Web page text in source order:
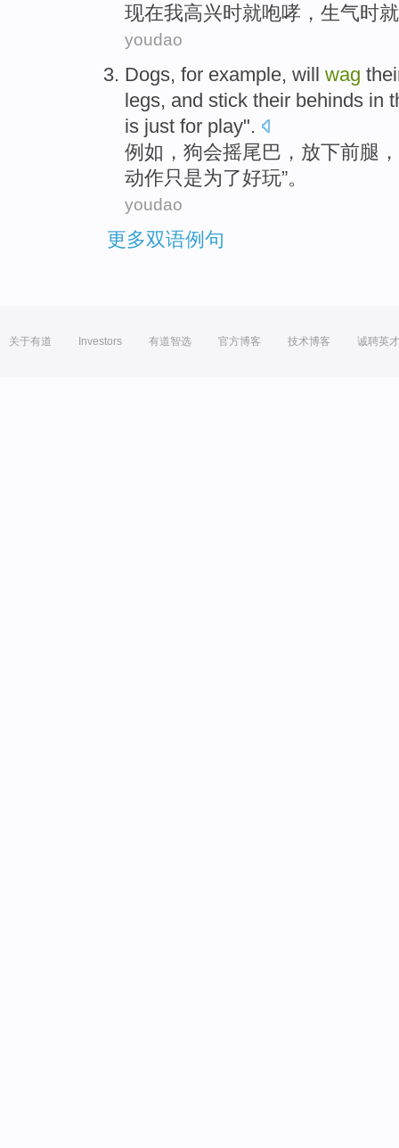
现在我高兴时就咆哮 ， 生气时
youdao
Dogs, for example, will wag
legs, and stick their behinds in
is just for play".
例如 ， 狗会摇尾巴 ， 放下前腿
动作只是为了好玩”。
youdao
更多双语例句
关于有道 Investors 有道智选 官方博客 技术博客 诚聘英才